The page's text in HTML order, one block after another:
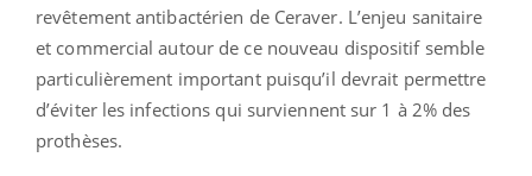
revêtement antibactérien de Ceraver. L’enjeu sanitaire
et commercial autour de ce nouveau dispositif semble
particulièrement important puisqu’il devrait permettre
d’éviter les infections qui surviennent sur 1 à 2% des
prothèses.